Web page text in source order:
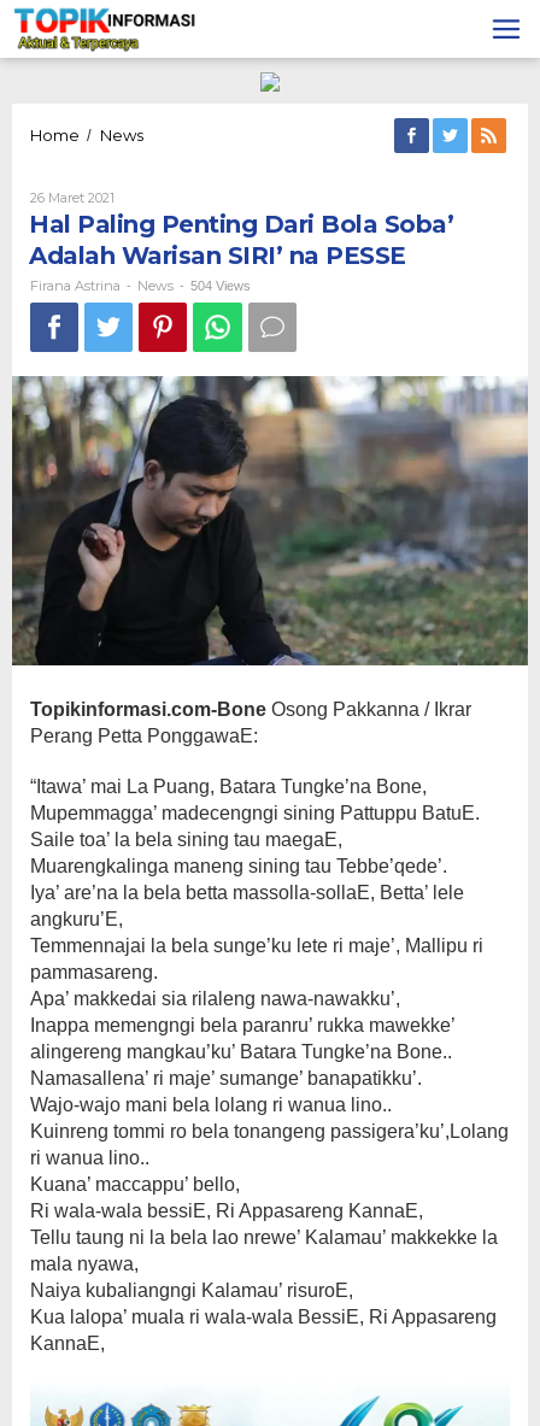
Lewati
konten
Home / NewsHal
Bola
Soba'
Adalah
Warisan
SIRI'
na
PESSE
26 Maret 2021
Firana
Astrina
Hal Paling Penting Dari Bola Soba’
Adalah Warisan SIRI’ na PESSE
Firana Astrina - News - 504 Views
Topikinformasi.com-Bone Osong Pakkanna / Ikrar
Perang Petta PonggawaE:
“Itawa’ mai La Puang, Batara Tungke’na Bone,
Mupemmagga’ madecengngi sining Pattuppu BatuE.
Saile toa’ la bela sining tau maegaE,
Muarengkalinga maneng sining tau Tebbe’qede’.
Iya’ are’na la bela betta massolla-sollaE, Betta’ lele
angkuru’E,
Temmennajai la bela sunge’ku lete ri maje’, Mallipu ri
pammasareng.
Apa’ makkedai sia rilaleng nawa-nawakku’,
Inappa memengngi bela paranru’ rukka mawekke’
alingereng mangkau’ku’ Batara Tungke’na Bone..
Namasallena’ ri maje’ sumange’ banapatikku’.
Wajo-wajo mani bela lolang ri wanua lino..
Kuinreng tommi ro bela tonangeng passigera’ku’,Lolang
ri wanua lino..
Kuana’ maccappu’ bello,
Ri wala-wala bessiE, Ri Appasareng KannaE,
Tellu taung ni la bela lao nrewe’ Kalamau’ makkekke la
mala nyawa,
Naiya kubaliangngi Kalamau’ risuroE,
Kua lalopa’ muala ri wala-wala BessiE, Ri Appasareng
KannaE,